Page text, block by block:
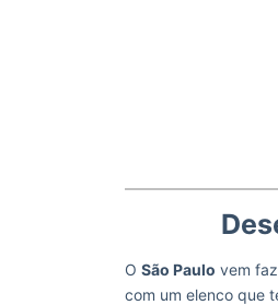
O São Paulo vem
com um elenco que